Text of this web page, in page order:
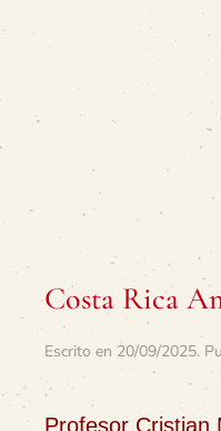
Costa Rica
Escrito en 20/09/2025.
Profesor Cristian